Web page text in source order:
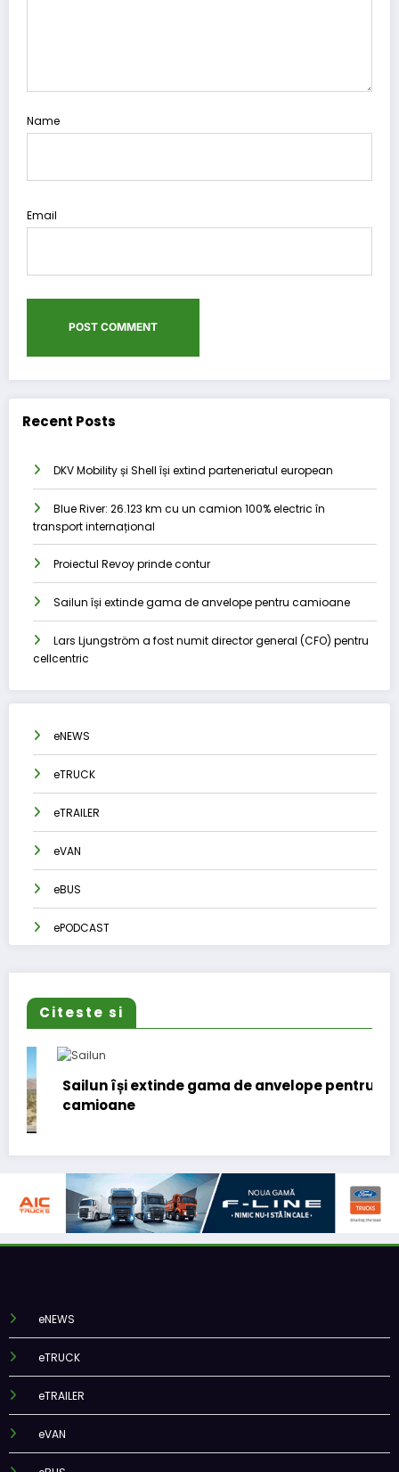
Name
Email
Recent Posts
DKV Mobility și Shell își extind parteneriatul european
Blue River: 26.123 km cu un camion 100% electric în
transport internațional
Proiectul Revoy prinde contur
Sailun își extinde gama de anvelope pentru camioane
Lars Ljungström a fost numit director general (CFO) pentru
cellcentric
eNEWS
eTRUCK
eTRAILER
eVAN
eBUS
ePODCAST
Citeste si
Sailun își extinde gama de anvelope pentru
camioane
eNEWS
eTRUCK
eTRAILER
eVAN